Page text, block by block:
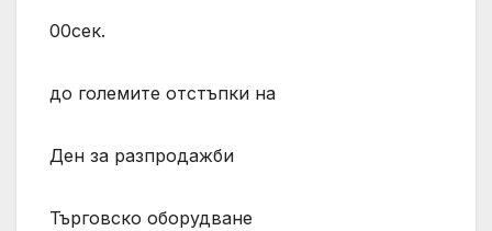
00сек.
до големите отстъпки на
Ден за разпродажби
Търговско оборудване